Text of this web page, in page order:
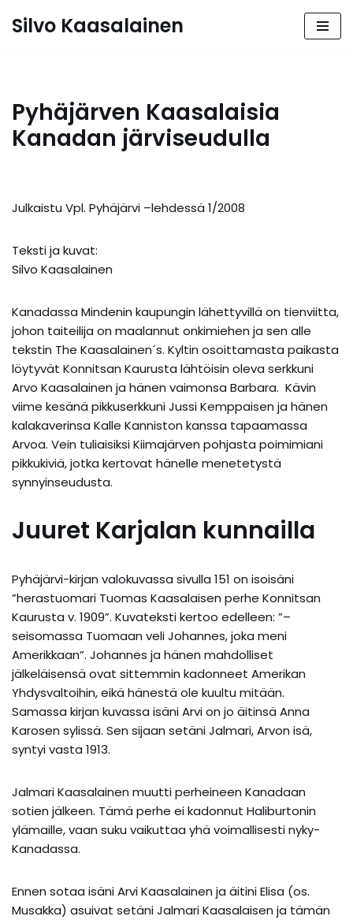
Silvo Kaasalainen
Pyhäjärven Kaasalaisia
Kanadan järviseudulla
Julkaistu Vpl. Pyhäjärvi –lehdessä 1/2008
Teksti ja kuvat:
Silvo Kaasalainen
Kanadassa Mindenin kaupungin lähettyvillä on tienviitta,
johon taiteilija on maalannut onkimiehen ja sen alle
tekstin The Kaasalainen´s. Kyltin osoittamasta paikasta
löytyvät Konnitsan Kaurusta lähtöisin oleva serkkuni
Arvo Kaasalainen ja hänen vaimonsa Barbara. Kävin
viime kesänä pikkuserkkuni Jussi Kemppaisen ja hänen
kalakaverinsa Kalle Kanniston kanssa tapaamassa
Arvoa. Vein tuliaisiksi Kiimajärven pohjasta poimimiani
pikkukiviä, jotka kertovat hänelle menetetystä
synnyinseudusta.
Juuret Karjalan kunnailla
Pyhäjärvi-kirjan valokuvassa sivulla 151 on isoisäni
”herastuomari Tuomas Kaasalaisen perhe Konnitsan
Kaurusta v. 1909”. Kuvateksti kertoo edelleen: ”–
seisomassa Tuomaan veli Johannes, joka meni
Amerikkaan”. Johannes ja hänen mahdolliset
jälkeläisensä ovat sittemmin kadonneet Amerikan
Yhdysvaltoihin, eikä hänestä ole kuultu mitään.
Samassa kirjan kuvassa isäni Arvi on jo äitinsä Anna
Karosen sylissä. Sen sijaan setäni Jalmari, Arvon isä,
syntyi vasta 1913.
Jalmari Kaasalainen muutti perheineen Kanadaan
sotien jälkeen. Tämä perhe ei kadonnut Haliburtonin
ylämaille, vaan suku vaikuttaa yhä voimallisesti nyky-
Kanadassa.
Ennen sotaa isäni Arvi Kaasalainen ja äitini Elisa (os.
Musakka) asuivat setäni Jalmari Kaasalaisen ja tämän